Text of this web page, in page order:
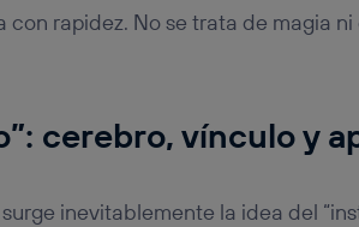
rapidez. No se trata de magia
cerebro, vínculo y
inevitablemente la idea del